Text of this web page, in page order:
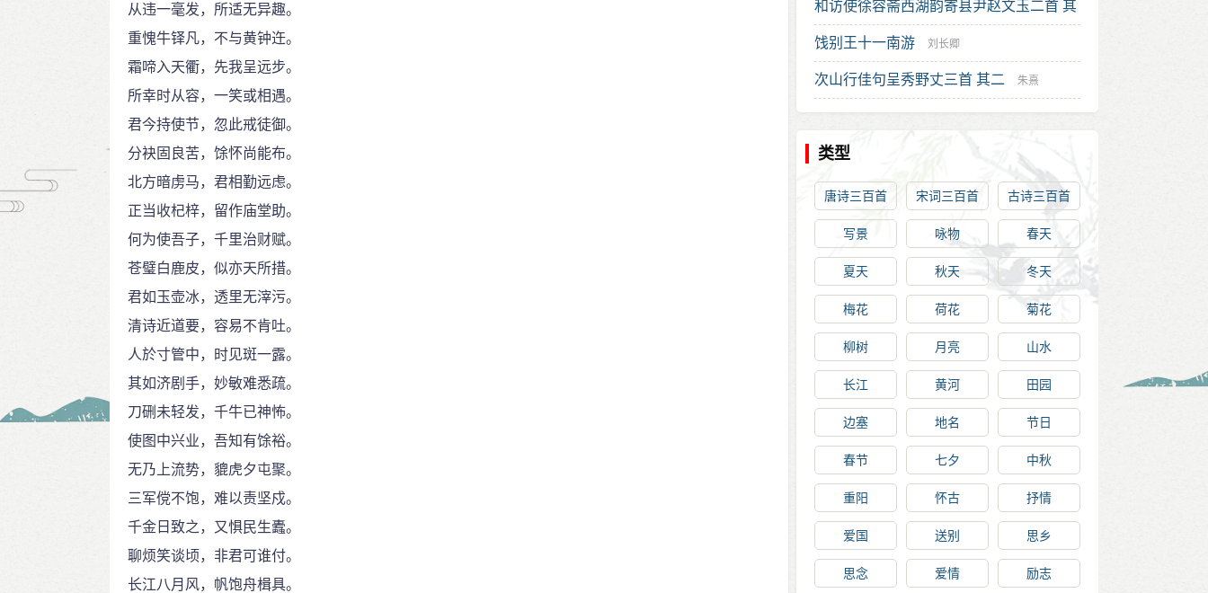
从违一毫发，所适无异趣。
重愧牛铎凡，不与黄钟迕。
霜啼入天衢，先我呈远步。
所幸时从容，一笑或相遇。
君今持使节，忽此戒徒御。
分袂固良苦，馀怀尚能布。
北方暗虏马，君相勤远虑。
正当收杞梓，留作庙堂助。
何为使吾子，千里治财赋。
苍璧白鹿皮，似亦天所措。
君如玉壶冰，透里无滓污。
清诗近道要，容易不肯吐。
人於寸管中，时见斑一露。
其如济剧手，妙敏难悉疏。
刀硎未轻发，千牛已神怖。
使图中兴业，吾知有馀裕。
无乃上流势，貔虎夕屯聚。
三军傥不饱，难以责坚戍。
千金日致之，又惧民生蠹。
聊烦笑谈顷，非君可谁付。
长江八月风，帆饱舟楫具。
和访使徐容斋西湖韵寄县尹赵文玉二首 其
一 何梦桂
饯别王十一南游 刘长卿
次山行佳句呈秀野丈三首 其二 朱熹
类型
唐诗三百首 宋词三百首 古诗三百首
写景 咏物 春天
夏天 秋天 冬天
梅花 荷花 菊花
柳树 月亮 山水
长江 黄河 田园
边塞 地名 节日
春节 七夕 中秋
重阳 怀古 抒情
爱国 送别 思乡
思念 爱情 励志